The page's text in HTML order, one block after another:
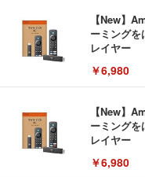
【New】
ーミング
レイヤー
￥6,980
【New】
ーミング
レイヤー
￥6,980